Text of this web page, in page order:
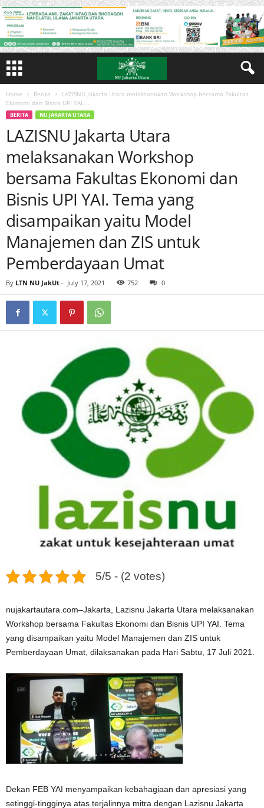
Home Berita
LAZISNU Jakarta Utara melaksanakan Workshop bersama Fakultas
Ekonomi dan Bisnis UPI YAI....
BERITA NU JAKARTA UTARA
LAZISNU Jakarta Utara
melaksanakan Workshop
bersama Fakultas Ekonomi dan
Bisnis UPI YAI. Tema yang
disampaikan yaitu Model
Manajemen dan ZIS untuk
Pemberdayaan Umat
By LTN NU JakUt - July 17, 2021 752 0
5/5 - (2 votes)
nujakartautara.com–Jakarta, Lazisnu Jakarta Utara melaksanakan
Workshop bersama Fakultas Ekonomi dan Bisnis UPI YAI. Tema
yang disampaikan yaitu Model Manajemen dan ZIS untuk
Pemberdayaan Umat, dilaksanakan pada Hari Sabtu, 17 Juli 2021.
Dekan FEB YAI menyampaikan kebahagiaan dan apresiasi yang
setinggi-tingginya atas terjalinnya mitra dengan Lazisnu Jakarta